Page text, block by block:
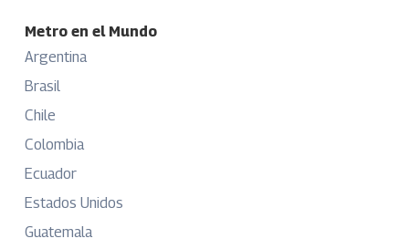
Metro en el Mundo
Argentina
Brasil
Chile
Colombia
Ecuador
Estados Unidos
Guatemala